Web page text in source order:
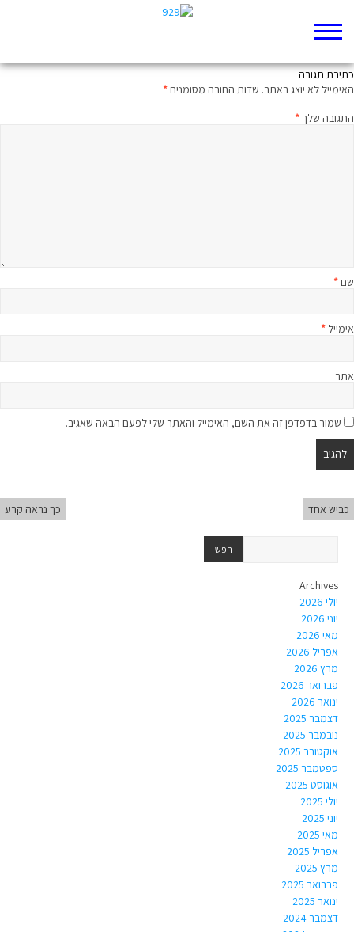
כתיבת תגובה
האימייל לא יוצג באתר. שדות החובה מסומנים*
התגובה שלך*
שם*
אימייל *
אתר
שמור בדפדפן זה את השם, האימייל והאתר שלי לפעם הבאה שאגיב.
כביש אחד כך נראה קרע
Archives
יולי 2026
יוני 2026
מאי 2026
אפריל 2026
מרץ 2026
פברואר 2026
ינואר 2026
דצמבר 2025
נובמבר 2025
אוקטובר 2025
ספטמבר 2025
אוגוסט 2025
יולי 2025
יוני 2025
מאי 2025
אפריל 2025
מרץ 2025
פברואר 2025
ינואר 2025
דצמבר 2024